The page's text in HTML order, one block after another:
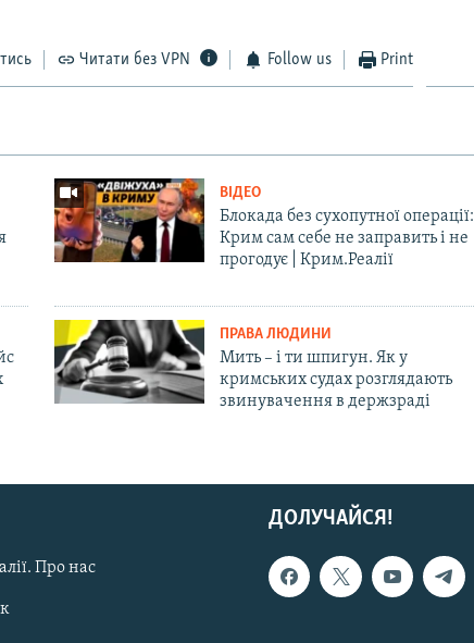
Читати без VPN Follow us Print
ВІДЕО
Блокада без сухопутної операції:
Крим сам себе не заправить і не
прогодує | Крим.Реалії
ПРАВА ЛЮДИНИ
Мить – і ти шпигун. Як у
кримських судах розглядають
звинувачення в держзраді
ДОЛУЧАЙСЯ!
Про нас